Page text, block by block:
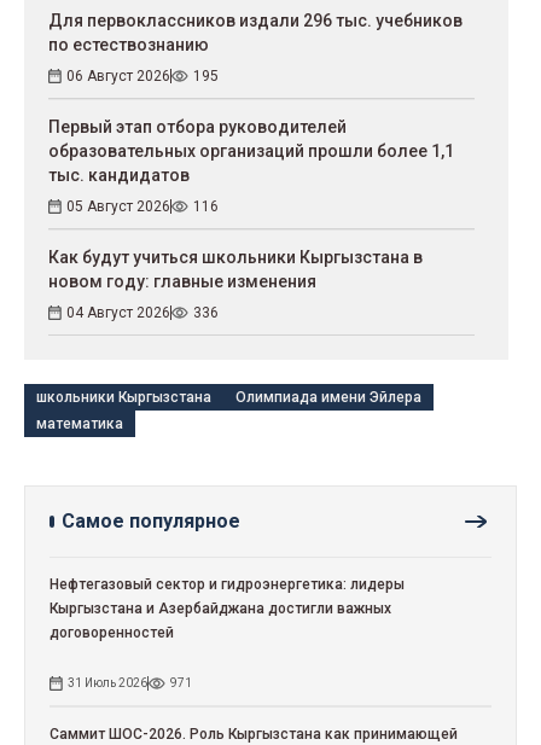
Для первоклассников издали 296 тыс. учебников
по естествознанию
06 Август 2026 195
Первый этап отбора руководителей
образовательных организаций прошли более 1,1
тыс. кандидатов
05 Август 2026 116
Как будут учиться школьники Кыргызстана в
новом году: главные изменения
04 Август 2026 336
школьники Кыргызстана
Олимпиада имени Эйлера
математика
Самое популярное
Нефтегазовый сектор и гидроэнергетика: лидеры
Кыргызстана и Азербайджана достигли важных
договоренностей
31 Июль 2026 971
Саммит ШОС-2026. Роль Кыргызстана как принимающей